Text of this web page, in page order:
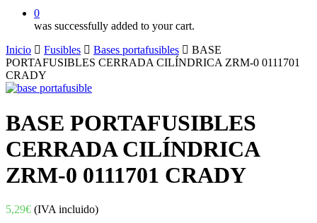
0
was successfully added to your cart.
Inicio
Fusibles Bases portafusibles
BASE
PORTAFUSIBLES CERRADA CILÍNDRICA ZRM-0 0111701
CRADY
BASE PORTAFUSIBLES
CERRADA CILÍNDRICA
ZRM-0 0111701 CRADY
5,29€ (IVA incluido)